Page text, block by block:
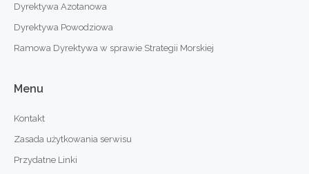
Dyrektywa Azotanowa
Dyrektywa Powodziowa
Ramowa Dyrektywa w sprawie Strategii Morskiej
Menu
Kontakt
Zasada użytkowania serwisu
Przydatne Linki